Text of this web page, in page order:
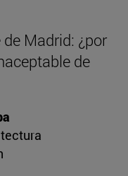
Madrid: ¿por
de